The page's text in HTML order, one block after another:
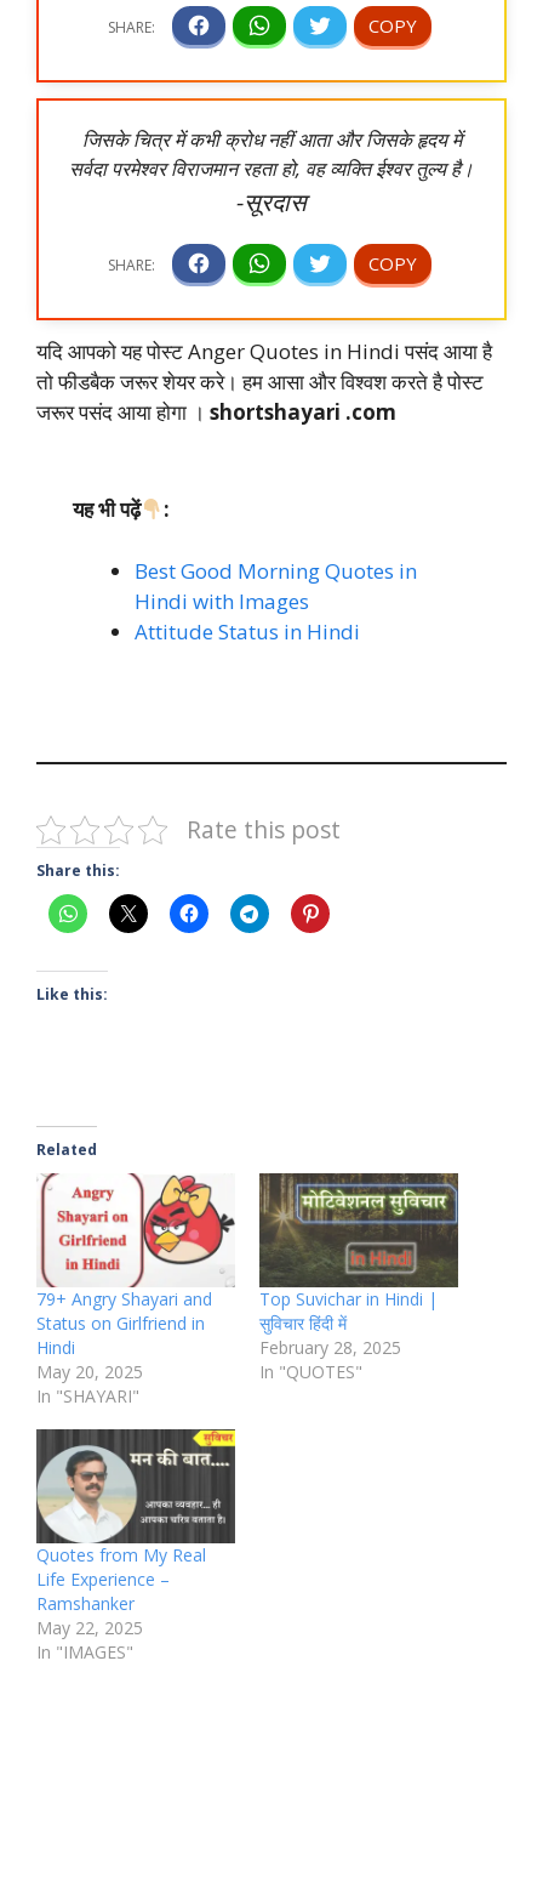
जिसके चित्र में कभी क्रोध नहीं आता और जिसके हृदय में
सर्वदा परमेश्वर विराजमान रहता हो, वह व्यक्ति ईश्वर तुल्य है।
-सूरदास
यदि आपको यह पोस्ट Anger Quotes in Hindi पसंद आया है
तो फीडबैक जरूर शेयर करे। हम आसा और विश्वश करते है पोस्ट
जरूर पसंद आया होगा । shortshayari .com
यह भी पढ़ें :
Best Good Morning Quotes in
Hindi with Images
Attitude Status in Hindi
Rate this post
Share this:
Like this:
Related
79+ Angry Shayari and
Status on Girlfriend in
Hindi
May 20, 2025
In "SHAYARI"
Top Suvichar in Hindi |
सुविचार हिंदी में
February 28, 2025
In "QUOTES"
Quotes from My Real
Life Experience –
Ramshanker
May 22, 2025
In "IMAGES"